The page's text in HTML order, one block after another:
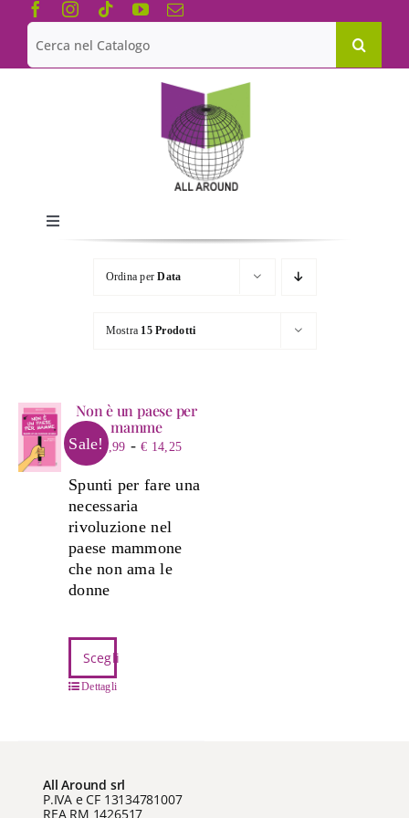
Salta
contenuto
Cerca
per:
Toggle
Navigation
Chi siamo
Le Collane
Ordina perData
Mostra 15 Prodotti
Sale!
Non è un paese per
mamme
€4,99 - € 14,25Fascia
prezzo:
a
Spunti per fare una
necessaria
rivoluzione nel
paese mammone
che non ama le
donne
Scegli
possono
essere
Dettagli
All Around srl
P.IVA e CF 13134781007
REA RM 1426517